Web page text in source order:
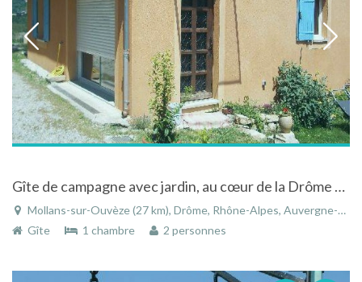
Gîte de campagne avec jardin, au cœur de la Drôme provençal à Mollans sur Ouvèze
Mollans-sur-Ouvèze (27 km), Drôme, Rhône-Alpes, Auvergne-Rhône-Alpes, France
Gîte
1 chambre 2 personnes